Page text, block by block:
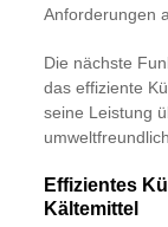
Anforderungen
Die nächste
das effiziente
seine Leistung
Effizientes
Kältemittel